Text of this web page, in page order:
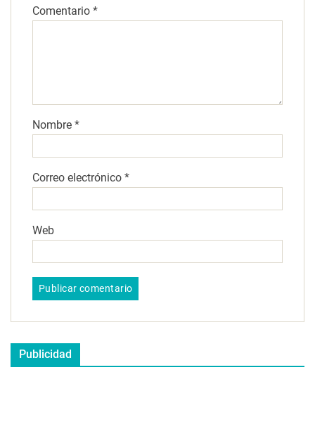
Comentario *
Nombre *
Correo electrónico *
Web
Publicidad